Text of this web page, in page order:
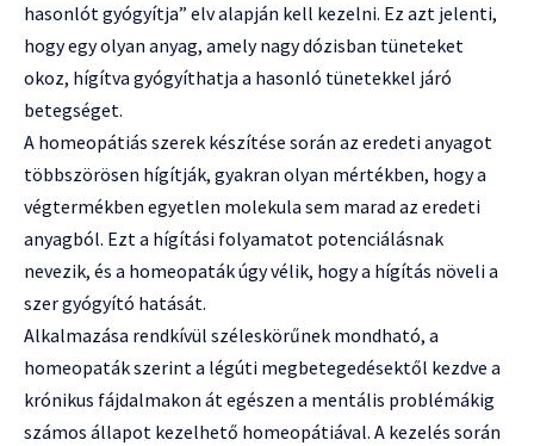
hasonlót gyógyítja” elv alapján kell kezelni. Ez azt jelenti,
hogy egy olyan anyag, amely nagy dózisban tüneteket
okoz, hígítva gyógyíthatja a hasonló tünetekkel járó
betegséget.
A homeopátiás szerek készítése során az eredeti anyagot
többszörösen hígítják, gyakran olyan mértékben, hogy a
végtermékben egyetlen molekula sem marad az eredeti
anyagból. Ezt a hígítási folyamatot potenciálásnak
nevezik, és a homeopaták úgy vélik, hogy a hígítás növeli a
szer gyógyító hatását.
Alkalmazása rendkívül széleskörűnek mondható, a
homeopaták szerint a légúti megbetegedésektől kezdve a
krónikus fájdalmakon át egészen a mentális problémákig
számos állapot kezelhető homeopátiával. A kezelés során